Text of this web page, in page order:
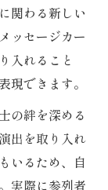
関わる新しい
ッセージカー
入れること
現できます。
の絆を深める
出を取り入れ
いるため、自
実際に参列者